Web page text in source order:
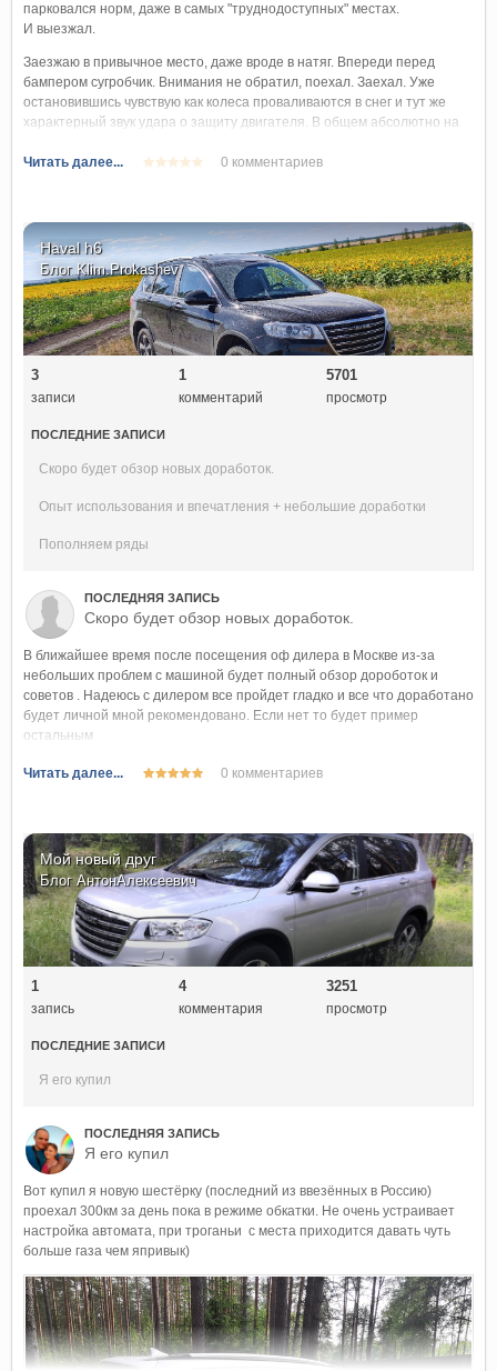
парковался норм, даже в самых "труднодоступных" местах.
И выезжал.
Заезжаю в привычное место, даже вроде в натяг. Впереди перед
бампером сугробчик. Внимания не обратил, поехал. Заехал. Уже
остановившись чувствую как колеса проваливаются в снег и тут же
характерный звук удара о защиту двигателя. В общем абсолютно на
все попытки вперед-назад не сдвигают машину ни на сантиметр.
ESP еще раз показала свою эффективность на 100% не давая
раскрутить мотор и придерживая буксующее колесо.
Мораль: на каждую хитрую резьбу найдется свой болт. Всегда, при
изменившихся условиях, проверяй обстановку.
Читать далее... 0 комментариев
Haval h6
Блог Klim.Prokashev
3
записи
1
комментарий
5701
просмотр
ПОСЛЕДНИЕ ЗАПИСИ
Скоро будет обзор новых доработок.
Опыт использования и впечатления + небольшие доработки
Пополняем ряды
ПОСЛЕДНЯЯ ЗАПИСЬ
Скоро будет обзор новых доработок.
В ближайшее время после посещения оф дилера в Москве из-за
небольших проблем с машиной будет полный обзор дороботок и
советов . Надеюсь с дилером все пройдет гладко и все что доработано
будет личной мной рекомендовано. Если нет то будет пример
остальным
Читать далее... 0 комментариев
Мой новый друг
БлогАнтонАлексеевич
1
запись
4
комментария
3251
просмотр
ПОСЛЕДНИЕ ЗАПИСИ
Я его купил
ПОСЛЕДНЯЯ ЗАПИСЬ
Я его купил
Вот купил я новую шестёрку (последний из ввезённых в Россию)
проехал 300км за день пока в режиме обкатки. Не очень устраивает
настройка автомата, при троганьи с места приходится давать чуть
больше газа чем япривык)